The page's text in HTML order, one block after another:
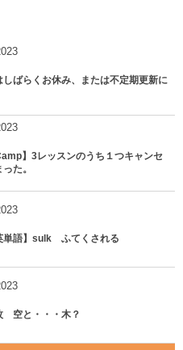
しばらくお休み、または不定期更新に
】3レッスンのうち１つキャンセ
た。
単語】sulk ふてくされる
空と・・・木？